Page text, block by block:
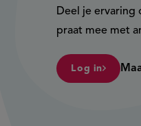
Deel je ervaring
praat mee met
Log in